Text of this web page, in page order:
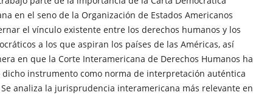
en el seno de la Organización de Estados Americanos
el vínculo existente entre los derechos humanos y los
a los que aspiran los países de las Américas, así
en que la Corte Interamericana de Derechos Humanos ha
dicho instrumento como norma de interpretación auténtica
analiza la jurisprudencia interamericana más relevante en